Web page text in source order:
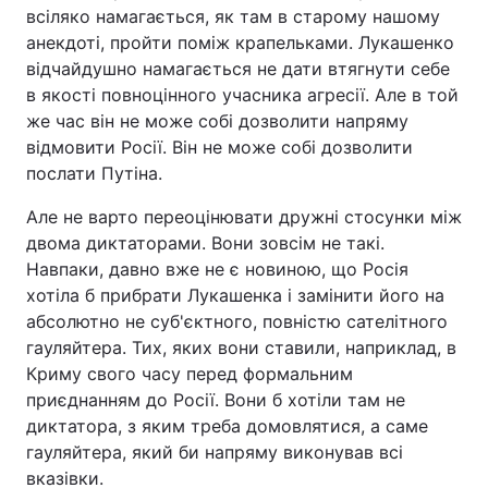
всіляко намагається, як там в старому нашому
анекдоті, пройти поміж крапельками. Лукашенко
відчайдушно намагається не дати втягнути себе
в якості повноцінного учасника агресії. Але в той
же час він не може собі дозволити напряму
відмовити Росії. Він не може собі дозволити
послати Путіна.
Але не варто переоцінювати дружні стосунки між
двома диктаторами. Вони зовсім не такі.
Навпаки, давно вже не є новиною, що Росія
хотіла б прибрати Лукашенка і замінити його на
абсолютно не суб'єктного, повністю сателітного
гауляйтера. Тих, яких вони ставили, наприклад, в
Криму свого часу перед формальним
приєднанням до Росії. Вони б хотіли там не
диктатора, з яким треба домовлятися, а саме
гауляйтера, який би напряму виконував всі
вказівки.